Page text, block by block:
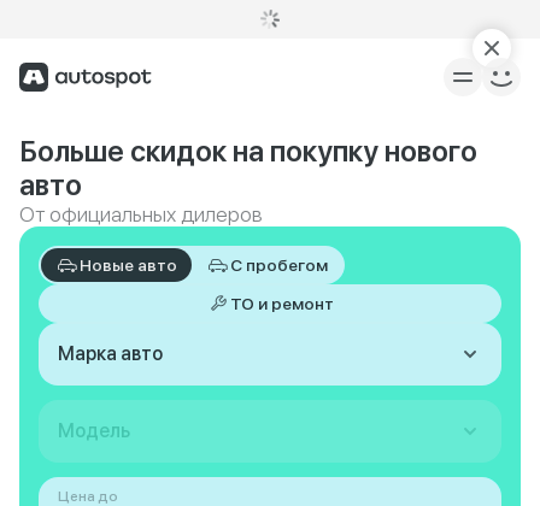
Больше скидок на покупку нового
авто
От официальных дилеров
Новые авто
С пробегом
ТО и ремонт
Марка авто
Модель
Цена до